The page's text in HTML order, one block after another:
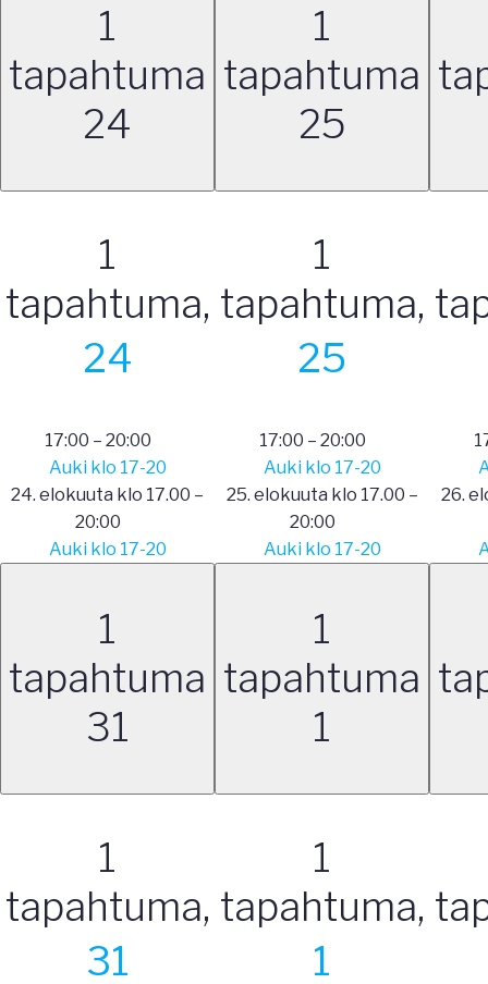
1
tapahtuma
24
1
tapahtuma,
24
17:00 – 20:00
Auki klo 17-20
24. elokuuta klo 17.00 –
20:00
Auki klo 17-20
1
tapahtuma
25
1
tapahtuma,
25
17:00 – 20:00
Auki klo 17-20
25. elokuuta klo 17.00 –
20:00
Auki klo 17-20
26.
1
tapahtuma
31
1
tapahtuma,
31
1
tapahtuma
1
1
tapahtuma,
1